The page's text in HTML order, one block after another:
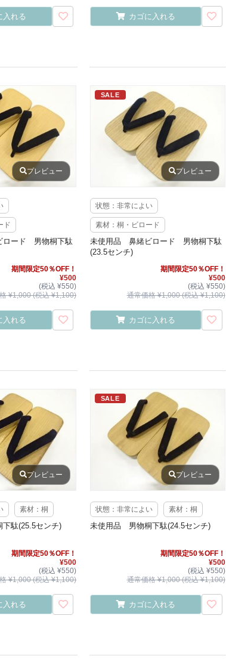
入れる カゴに入れる
プレビュー
ド
ード 男物桐下駄
期間限定50％OFF！
¥500
(税込 ¥550)
¥1,000 (税込 ¥1,100)
入れる
SALE
プレビュー
状態：非常によい
素材：桐・ビロード
未使用品 鼻緒ビロード 男物桐下駄
(23.5センチ)
期間限定50％OFF！
¥500
(税込 ¥550)
通常価格 ¥1,000 (税込 ¥1,100)
カゴに入れる
プレビュー
素材：桐
駄(25.5センチ)
期間限定50％OFF！
¥500
(税込 ¥550)
¥1,000 (税込 ¥1,100)
入れる
SALE
プレビュー
状態：非常によい 素材：桐
未使用品 男物桐下駄(24.5センチ)
期間限定50％OFF！
¥500
(税込 ¥550)
通常価格 ¥1,000 (税込 ¥1,100)
カゴに入れる